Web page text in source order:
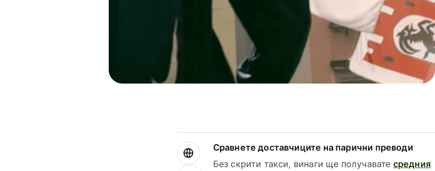
Сравнете доставчиците на парични преводи
Без скрити такси, винаги ще получавате средния